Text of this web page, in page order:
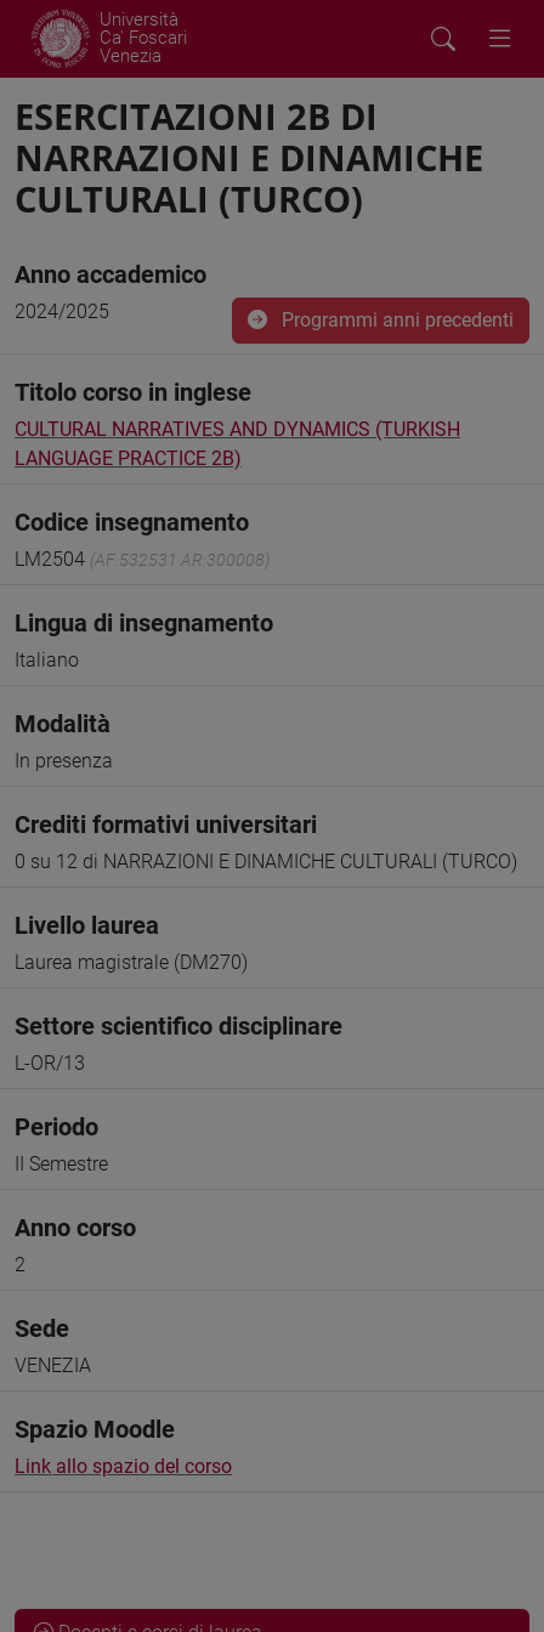
Università
Ca' Foscari
Venezia
ESERCITAZIONI 2B DI
NARRAZIONI E DINAMICHE
CULTURALI (TURCO)
Anno accademico
2024/2025 Programmi anni precedenti
Titolo corso in inglese
CULTURAL NARRATIVES AND DYNAMICS (TURKISH
LANGUAGE PRACTICE 2B)
Codice insegnamento
LM2504 (AF:532531 AR:300008)
Lingua di insegnamento
Italiano
Modalità
In presenza
Crediti formativi universitari
0 su 12 di NARRAZIONI E DINAMICHE CULTURALI (TURCO)
Livello laurea
Laurea magistrale (DM270)
Settore scientifico disciplinare
L-OR/13
Periodo
II Semestre
Anno corso
2
Sede
VENEZIA
Spazio Moodle
Link allo spazio del corso